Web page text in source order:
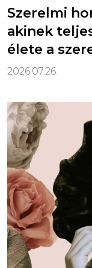
Szerelmi
akinek
élete a
2026.07.26.